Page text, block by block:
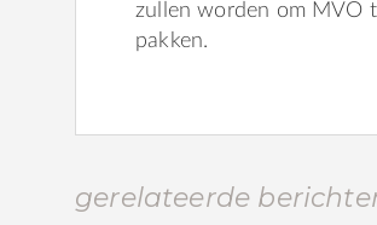
zullen worden om MVO
pakken.
gerelateerde